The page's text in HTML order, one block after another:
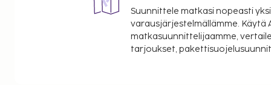
Suunnittele matkasi nopeasti
varausjärjestelmällämme. Käytä
matkasuunnittelijaamme,
tarjoukset,